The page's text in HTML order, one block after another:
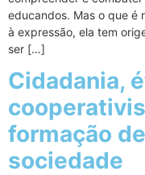
educandos. Mas o que é
à expressão, ela tem
ser […]
Cidadania,
formação
sociedade